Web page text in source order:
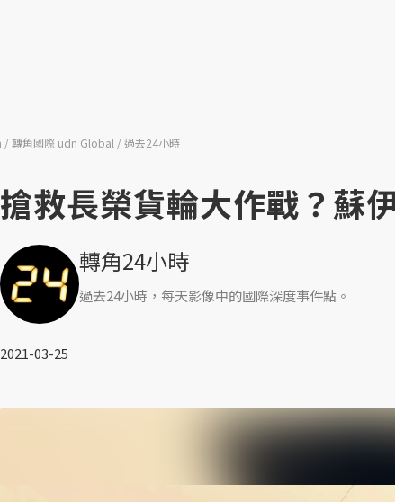
轉角國際 udn Global 過去24小時
搶救長榮貨輪大作戰？蘇
轉角24小時
過去24小時，每天影像中的國際深度事件點。
2021-03-25